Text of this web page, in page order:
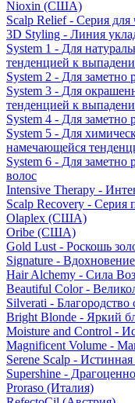
Nioxin (США)
Scalp Relief - Серия
3D Styling - Линия
System 1 - Для
тенденцией к
System 2 - Для
System 3 - Для
тенденцией к
System 4 - Для
System 5 - Для
намечающейся
System 6 - Для
волос
Intensive Therapy -
Scalp Recovery - Серия
Olaplex (США)
Oribe (США)
Gold Lust - Роскошь
Signature -
Hair Alchemy - Сила
Beautiful Color -
Silverati - Благородство
Bright Blonde - Яркий
Moisture and Control -
Magnificent Volume -
Serene Scalp -
Supershine -
Proraso (Италия)